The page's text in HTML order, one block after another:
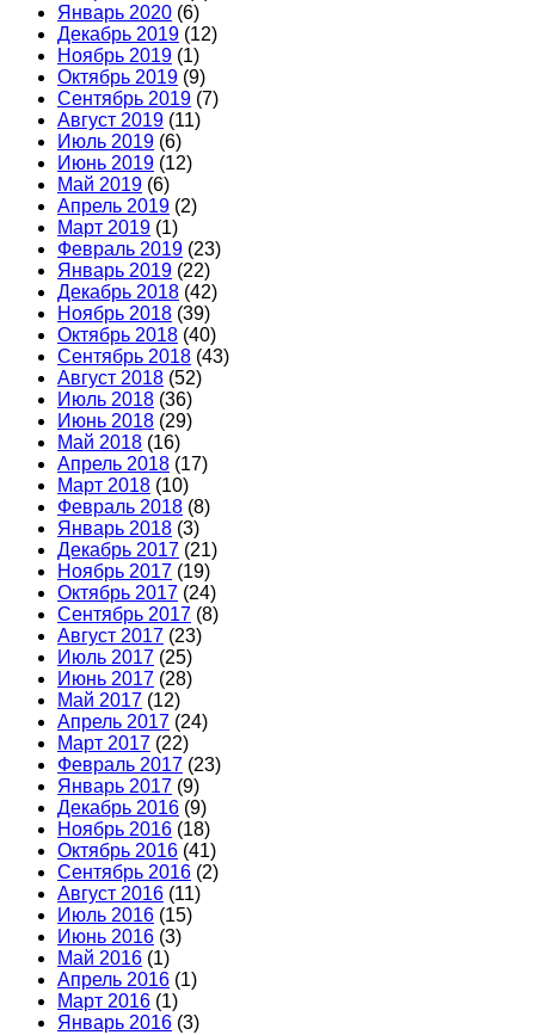
Январь 2020 (6)
Декабрь 2019 (12)
Ноябрь 2019 (1)
Октябрь 2019 (9)
Сентябрь 2019 (7)
Август 2019 (11)
Июль 2019 (6)
Июнь 2019 (12)
Май 2019 (6)
Апрель 2019 (2)
Март 2019 (1)
Февраль 2019 (23)
Январь 2019 (22)
Декабрь 2018 (42)
Ноябрь 2018 (39)
Октябрь 2018 (40)
Сентябрь 2018 (43)
Август 2018 (52)
Июль 2018 (36)
Июнь 2018 (29)
Май 2018 (16)
Апрель 2018 (17)
Март 2018 (10)
Февраль 2018 (8)
Январь 2018 (3)
Декабрь 2017 (21)
Ноябрь 2017 (19)
Октябрь 2017 (24)
Сентябрь 2017 (8)
Август 2017 (23)
Июль 2017 (25)
Июнь 2017 (28)
Май 2017 (12)
Апрель 2017 (24)
Март 2017 (22)
Февраль 2017 (23)
Январь 2017 (9)
Декабрь 2016 (9)
Ноябрь 2016 (18)
Октябрь 2016 (41)
Сентябрь 2016 (2)
Август 2016 (11)
Июль 2016 (15)
Июнь 2016 (3)
Май 2016 (1)
Апрель 2016 (1)
Март 2016 (1)
Январь 2016 (3)